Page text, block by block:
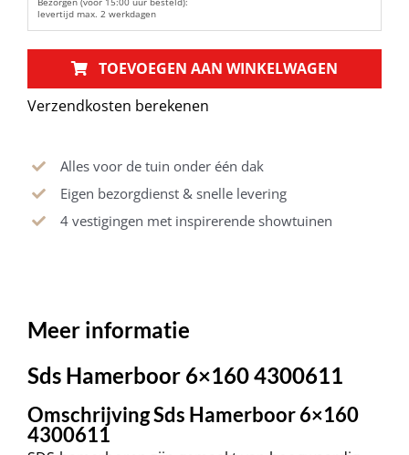
aantal
levertijd max. 2 werkdagen
TOEVOEGEN AAN WINKELWAGEN
Verzendkosten berekenen
Alles voor de tuin onder één dak
Eigen bezorgdienst & snelle levering
4 vestigingen met inspirerende showtuinen
Meer informatie
Sds Hamerboor 6×160 4300611
Omschrijving Sds Hamerboor 6×160
4300611